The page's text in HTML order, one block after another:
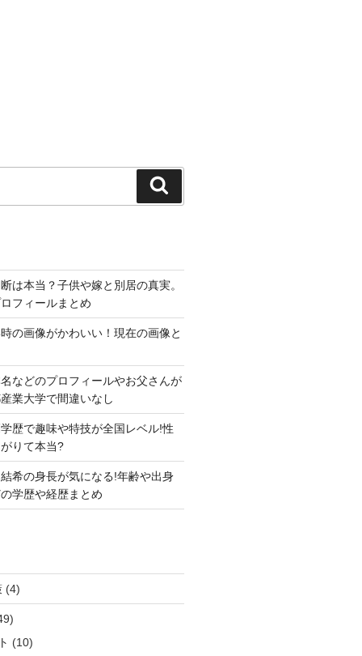
索
は本当？子供や嫁と別居の真実。
フィールまとめ
の画像がかわいい！現在の画像と
などのプロフィールやお父さんが
業大学で間違いなし
歴で趣味や特技が全国レベル!性
りて本当?
希の身長が気になる!年齢や出身
学歴や経歴まとめ
(4)
(10)